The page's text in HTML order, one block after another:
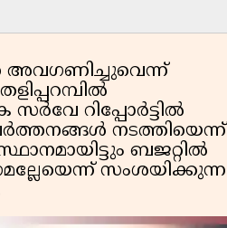
അവഗണിച്ചുവെന്ന്
റിപ്പോർട്ടിൽ
നടത്തിയെന്ന്
ബജറ്റിൽ
സംശയിക്കുന്ന